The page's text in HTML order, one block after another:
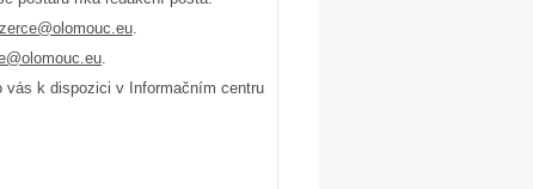
.
.
vás k dispozici v Informačním centru